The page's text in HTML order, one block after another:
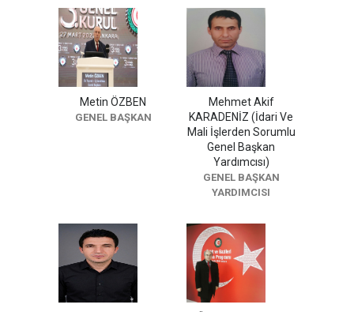
Metin ÖZBEN
GENEL BAŞKAN
Mehmet Akif
KARADENİZ (İdari Ve
Mali İşlerden Sorumlu
Genel Başkan
Yardımcısı)
GENEL BAŞKAN
YARDIMCISI